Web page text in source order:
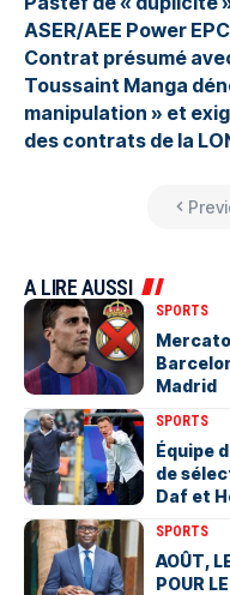
ASER/AEE Power EPC
Contrat présumé
Toussaint Manga
manipulation » et
des contrats de la
A LIRE AUSSI
SPORTS
Madrid
SPORTS
Équipe
de
Daf et
SPORTS
AOÛT,
POUR